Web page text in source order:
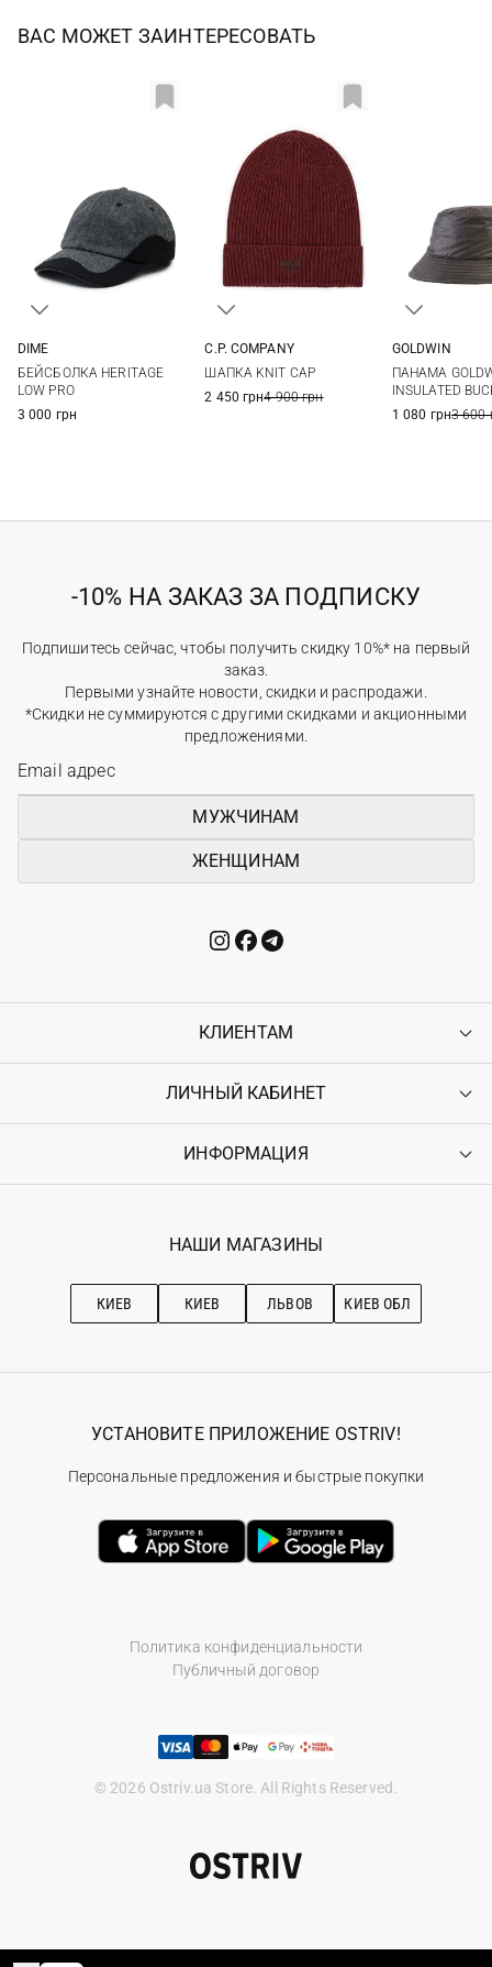
ВАС МОЖЕТ ЗАИНТЕРЕСОВАТЬ
DIME
БЕЙСБОЛКА HERITAGE
LOW PRO
3 000 грн
C.P. COMPANY
ШАПКА KNIT CAP
2 450 грн4 900 грн
GOLDWIN
ПАНАМА
INSULATED
1 080 грн3 600
-10% НА ЗАКАЗ ЗА ПОДПИСКУ
Подпишитесь сейчас, чтобы получить скидку 10%* на первый
заказ.
Первыми узнайте новости, скидки и распродажи.
*Скидки не суммируются с другими скидками и акционными
предложениями.
МУЖЧИНАМ
ЖЕНЩИНАМ
КЛИЕНТАМ
Контакты
Возврат
Гарантия
ЛИЧНЫЙ КАБИНЕТ
Войти
Ostriv Club+
ИНФОРМАЦИЯ
Наши магазини
Рекомендации по уходу
НАШИ МАГАЗИНЫ
КИЕВ КИЕВ ЛЬВОВ КИЕВ ОБЛ
Политика конфиденциальности
Публичный договор
© 2026 Ostriv.ua Store. All Rights Reserved.
УСТАНОВИТЕ ПРИЛОЖЕНИЕ OSTRIV!
Персональные предложения и быстрые покупки